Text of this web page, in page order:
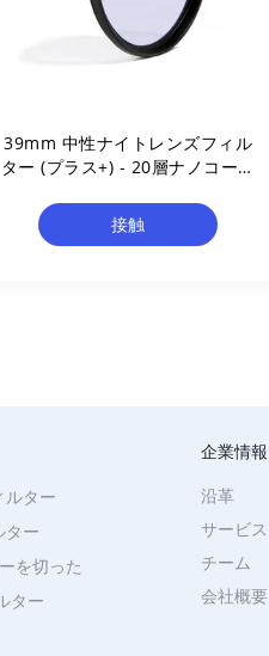
39mm 中性ナイトレンズフィル
ター (プラス+) - 20層ナノコーテ
接触
ター
ルター
ター
を切った
企業情報
会社概要
沿革
サービス
チーム